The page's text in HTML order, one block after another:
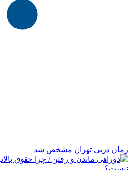
زمان دربی تهران مشخص شد